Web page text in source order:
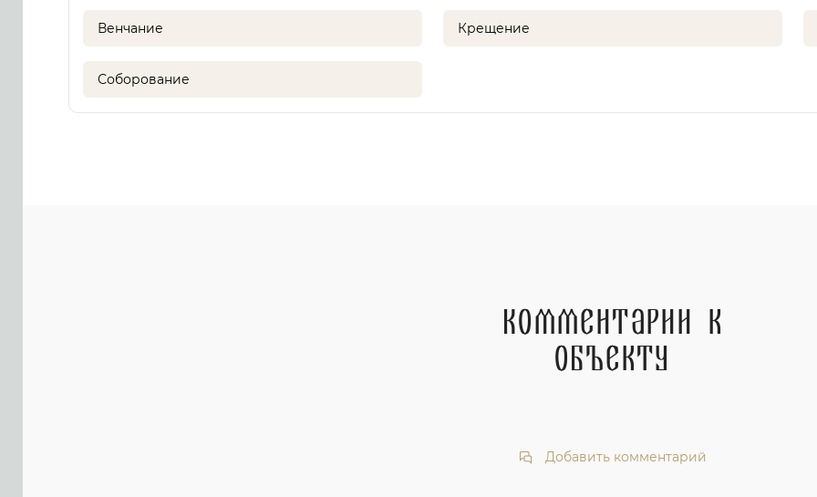
Венчание Крещение
Соборование
Комментарии к
объекту
Добавить комментарий